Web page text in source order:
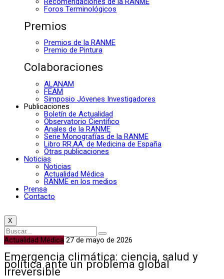
Foros Terminológicos
Premios
Premios de la RANME
Premio de Pintura
Colaboraciones
ALANAM
FEAM
Simposio Jóvenes Investigadores
Publicaciones
Boletín de Actualidad
Observatorio Científico
Anales de la RANME
Serie Monografías de la RANME
Libro RR.AA. de Medicina de España
Otras publicaciones
Noticias
Noticias
Actualidad Médica
RANME en los medios
Prensa
Contacto
X
Actualidad Médica 27 de mayo de 2026
Emergencia climática: ciencia, salud y
política ante un problema global
irreversible